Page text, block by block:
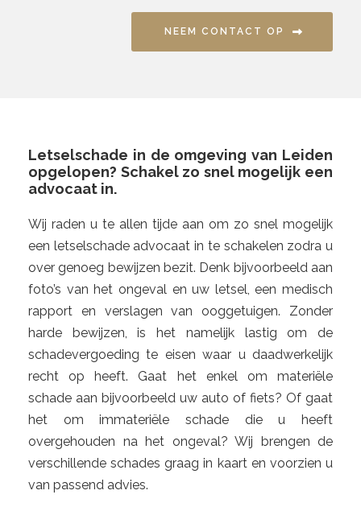
NEEM CONTACT OP
Letselschade in de omgeving van Leiden
opgelopen? Schakel zo snel mogelijk een
advocaat in.
Wij raden u te allen tijde aan om zo snel mogelijk
een letselschade advocaat in te schakelen zodra u
over genoeg bewijzen bezit. Denk bijvoorbeeld aan
foto’s van het ongeval en uw letsel, een medisch
rapport en verslagen van ooggetuigen. Zonder
harde bewijzen, is het namelijk lastig om de
schadevergoeding te eisen waar u daadwerkelijk
recht op heeft. Gaat het enkel om materiële
schade aan bijvoorbeeld uw auto of fiets? Of gaat
het om immateriële schade die u heeft
overgehouden na het ongeval? Wij brengen de
verschillende schades graag in kaart en voorzien u
van passend advies.